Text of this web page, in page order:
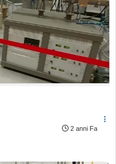
2 anni Fa